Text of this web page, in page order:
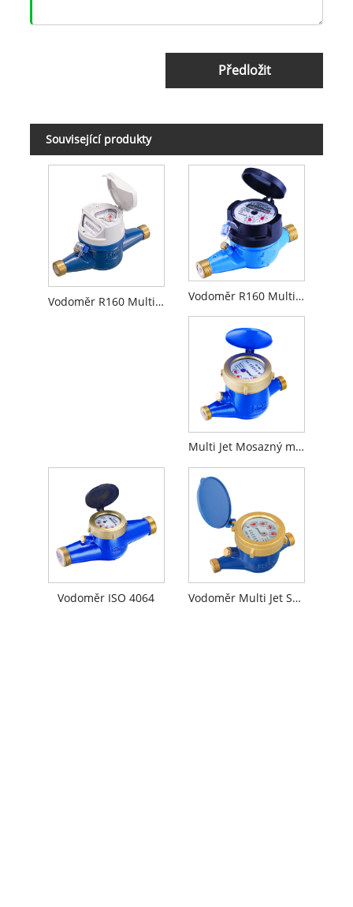
Předložit
Související produkty
Vodoměr R160 Multi Jet Suchý typ v mosazném těle s indukčním předvybaveným Vodoměr R160 Multi Jet Dry Dial
Multi Jet Mosazný měřič na studenou vodu
Vodoměr ISO 4064 Vodoměr Multi Jet Suchý